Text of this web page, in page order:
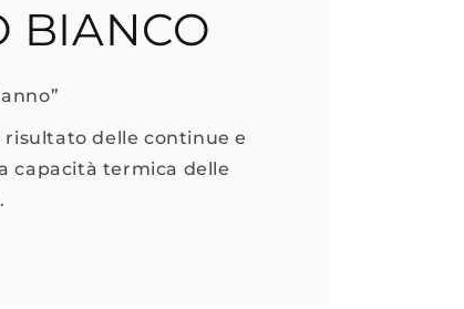
BIANCO
risultato delle continue e
capacità termica delle